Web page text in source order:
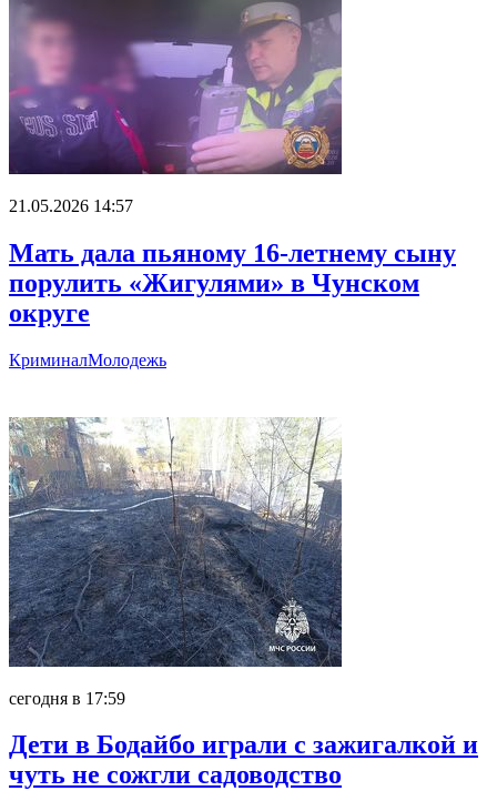
21.05.2026 14:57
Мать дала пьяному 16-летнему сыну
порулить «Жигулями» в Чунском
округе
КриминалМолодежь
сегодня в 17:59
Дети в Бодайбо играли с зажигалкой и
чуть не сожгли садоводство